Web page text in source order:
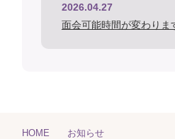
2026.04.27
面会可能時間が変わりま
HOME お知らせ